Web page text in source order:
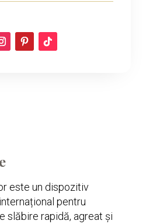
este un dispozitiv
pentru
slăbire rapidă, agreat și